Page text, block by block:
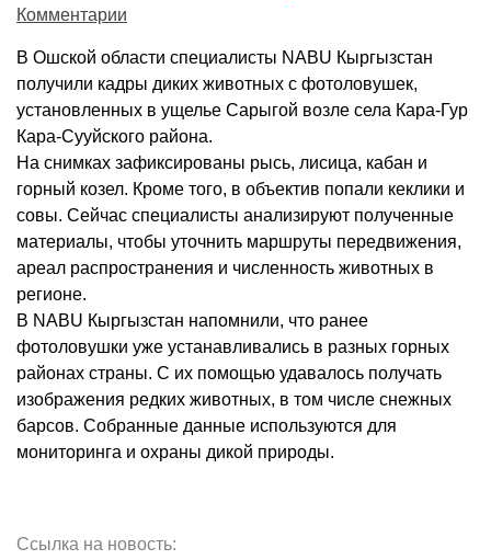
Комментарии
В Ошской области специалисты NABU Кыргызстан
получили кадры диких животных с фотоловушек,
установленных в ущелье Сарыгой возле села Кара-Гур
Кара-Сууйского района.
На снимках зафиксированы рысь, лисица, кабан и
горный козел. Кроме того, в объектив попали кеклики и
совы. Сейчас специалисты анализируют полученные
материалы, чтобы уточнить маршруты передвижения,
ареал распространения и численность животных в
регионе.
В NABU Кыргызстан напомнили, что ранее
фотоловушки уже устанавливались в разных горных
районах страны. С их помощью удавалось получать
изображения редких животных, в том числе снежных
барсов. Собранные данные используются для
мониторинга и охраны дикой природы.
Ссылка на новость: